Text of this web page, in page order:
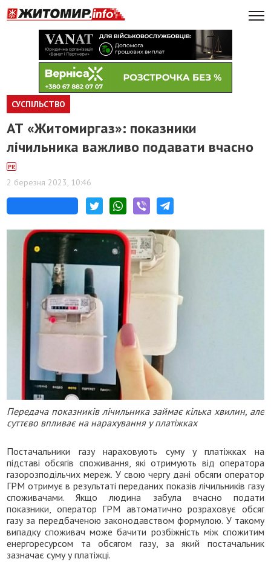
СУСПІЛЬСТВО
​АТ «Житомиргаз»: показники
лічильника важливо подавати вчасно
2 березня 2023, 10:46
Передача показників лічильника займає кілька хвилин, але
суттєво впливає на нарахування у платіжках
Постачальники газу нараховують суму у платіжках на
підставі обсягів споживання, які отримують від оператора
газорозподільчих мереж. У свою чергу дані обсяги оператор
ГРМ отримує в результаті переданих показів лічильників газу
споживачами. Якщо людина забула вчасно подати
показники, оператор ГРМ автоматично розраховує обсяг
газу за передбаченою законодавством формулою. У такому
випадку споживач може бачити розбіжність між спожитим
енергоресурсом та обсягом газу, за який постачальник
зазначає суму у платіжці.